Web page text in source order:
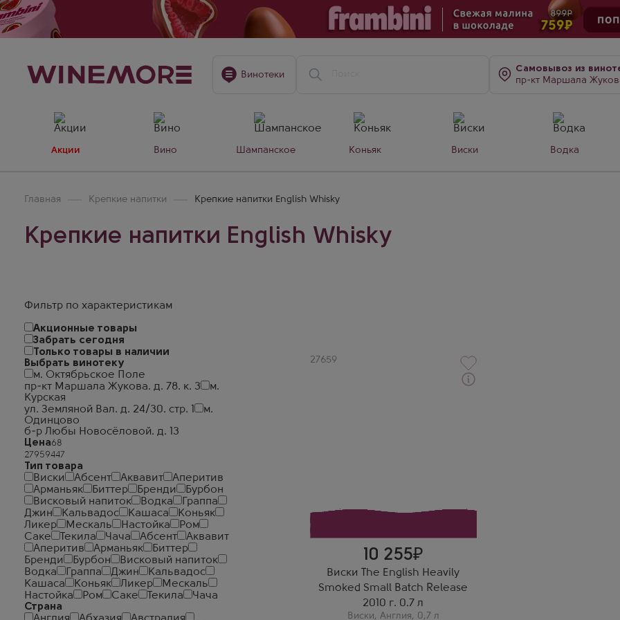
Винотеки
Самовывоз из
пр-кт Маршала Жукова, д.
Акции Вино Шампанское Коньяк Виски Водка
Главная Крепкие напитки Крепкие напитки English Whisky
Крепкие напитки English Whisky
Фильтр по характеристикам
Акционные товары
Забрать сегодня
Только товары в наличии
Выбрать винотеку
м. Октябрьское Поле
пр-кт Маршала Жукова. д. 78. к. 3
м.
Курская
ул. Земляной Вал. д. 24/30. стр. 1
м.
Одинцово
б-р Любы Новосёловой. д. 13
Цена
Тип товара
Виски
Абсент Аквавит
Аперитив
Арманьяк
Биттер Бренди
Бурбон
Висковый напиток
Водка
Граппа
Джин
Кальвадос Кашаса
Коньяк
Ликер
Мескаль Настойка
Ром
Саке
Текила Чача Абсент
Аквавит
Аперитив
Арманьяк
Биттер
Бренди
Бурбон
Висковый напиток
Водка
Граппа Джин
Кальвадос
Кашаса
Коньяк Ликер
Мескаль
Настойка
Ром Саке Текила
Чача
Страна
Артикул
27659
10 255
Виски The English Heavily
Smoked Small Batch Release
2010 г. 0.7 л
Виски, Англия, 0,7 л